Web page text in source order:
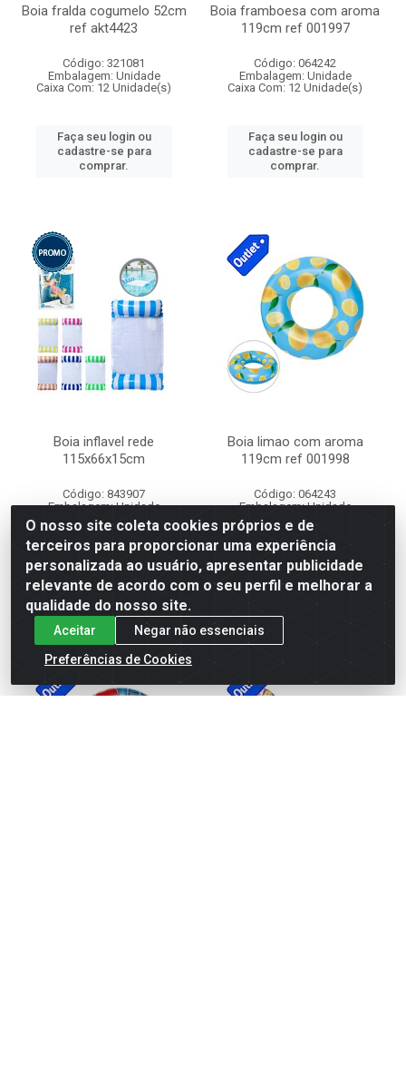
Boia fralda cogumelo 52cm
ref akt4423
Código: 321081
Embalagem: Unidade
Caixa Com: 12 Unidade(s)
Faça seu login ou
cadastre-se para
comprar.
Boia framboesa com aroma
119cm ref 001997
Código: 064242
Embalagem: Unidade
Caixa Com: 12 Unidade(s)
Faça seu login ou
cadastre-se para
comprar.
Boia inflavel rede
115x66x15cm
Código: 843907
Embalagem: Unidade
Caixa Com: 36 Unidade(s)
Faça seu login ou
cadastre-se para
comprar.
Boia limao com aroma
119cm ref 001998
Código: 064243
Embalagem: Unidade
Caixa Com: 12 Unidade(s)
Faça seu login ou
cadastre-se para
O nosso site coleta cookies próprios e de
terceiros para proporcionar uma experiência
personalizada ao usuário, apresentar publicidade
relevante de acordo com o seu perfil e melhorar a
qualidade do nosso site.
Aceitar
Negar não essenciais
Preferências de Cookies